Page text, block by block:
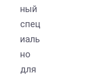
ный
спец
иаль
но
для